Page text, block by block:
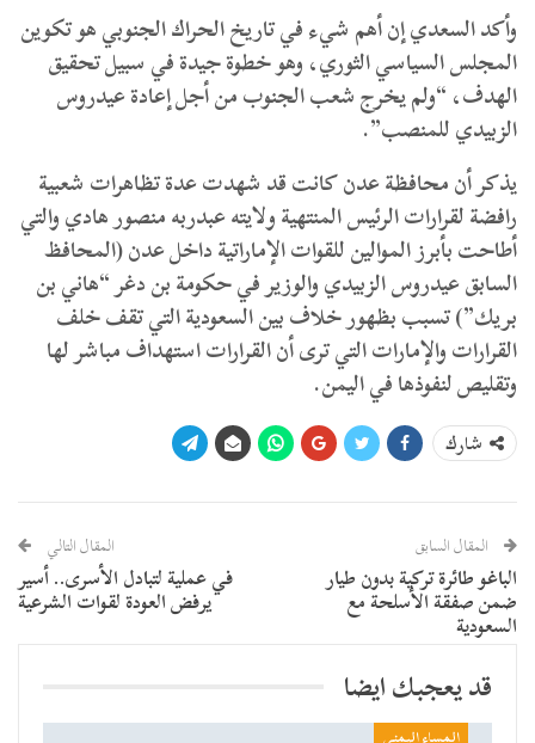
وأكد السعدي إن أهم شيء في تاريخ الحراك الجنوبي هو تكوين
المجلس السياسي الثوري، وهو خطوة جيدة في سبيل تحقيق
الهدف، “ولم يخرج شعب الجنوب من أجل إعادة عيدروس
الزبيدي للمنصب”.
يذكر أن محافظة عدن كانت قد شهدت عدة تظاهرات شعبية
رافضة لقرارات الرئيس المنتهية ولايته عبدربه منصور هادي والتي
أطاحت بأبرز الموالين للقوات الإماراتية داخل عدن (المحافظ
السابق عيدروس الزبيدي والوزير في حكومة بن دغر “هاني بن
بريك”) تسبب بظهور خلاف بين السعودية التي تقف خلف
القرارات والإمارات التي ترى أن القرارات استهداف مباشر لها
وتقليص لنفوذها في اليمن.
شارك
المقال السابق
الباغو طائرة تركية بدون طيار
ضمن صفقة الأسلحة مع
السعودية
المقال التالي
في عملية لتبادل الأسرى.. أسير
يرفض العودة لقوات الشرعية
قد يعجبك ايضا